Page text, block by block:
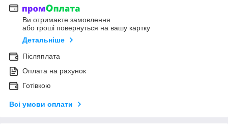
Ви отримаєте замовлення
або гроші повернуться на вашу картку
Детальніше
Післяплата
Оплата на рахунок
Готівкою
Всі умови оплати